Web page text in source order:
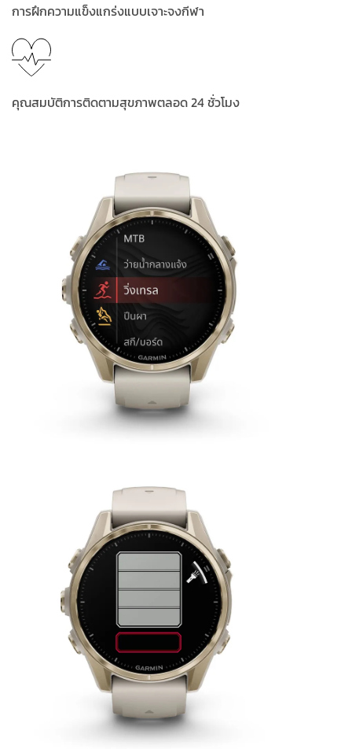
การฝึกความแข็งแกร่งแบบเจาะจงกีฬา
คุณสมบัติการติดตามสุขภาพตลอด 24 ชั่วโมง